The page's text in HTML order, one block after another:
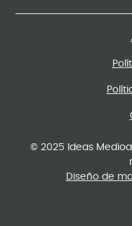
© 2025 Ideas
Diseño de